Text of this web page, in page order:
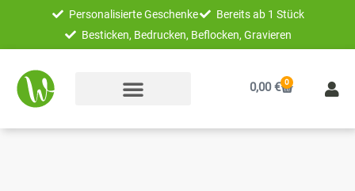
springen
Personalisierte Geschenke
Bereits ab 1 Stück
Besticken, Bedrucken, Beflocken, Gravieren
0,00€ 0
Warenkorb